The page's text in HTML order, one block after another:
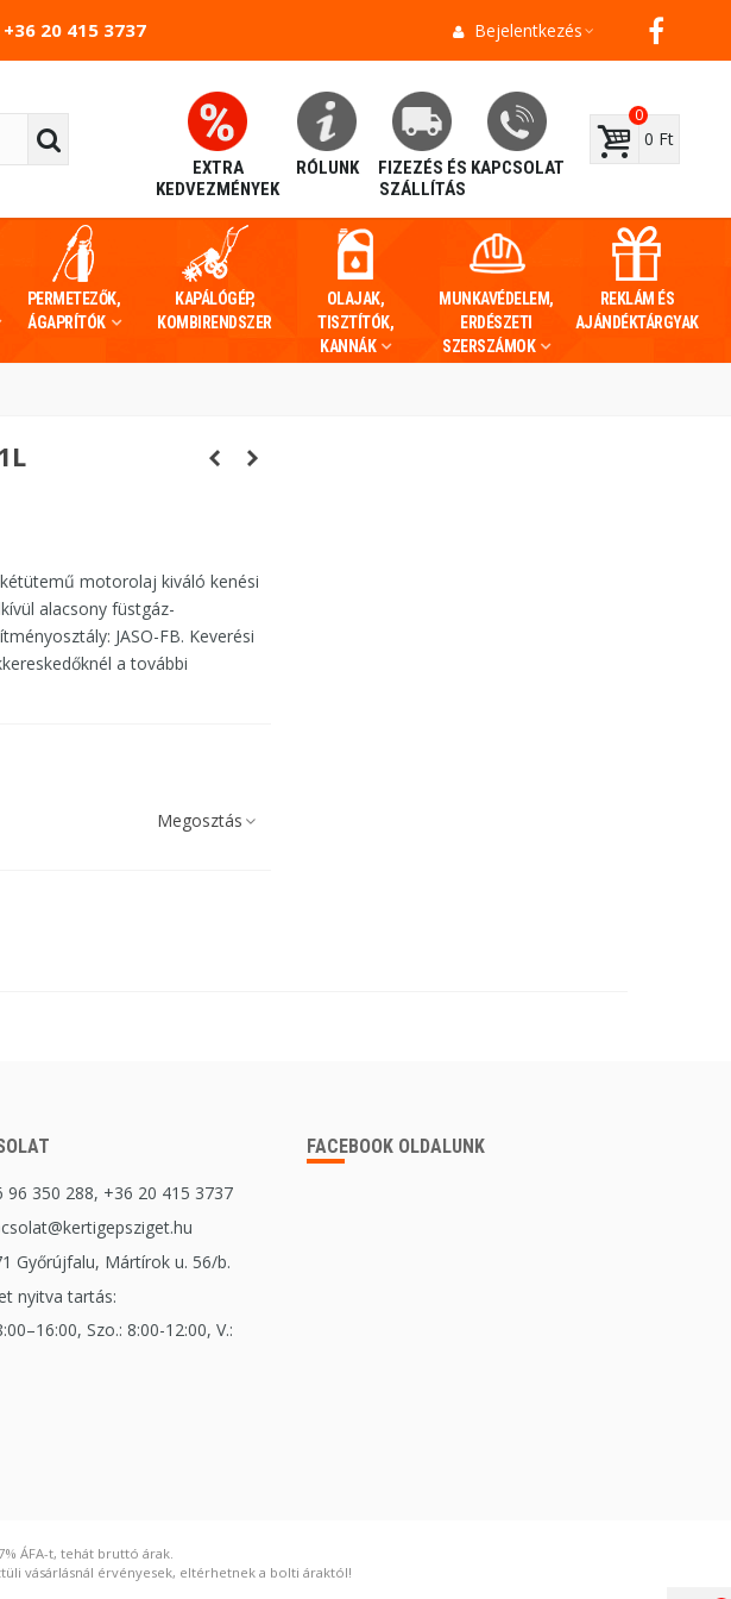
20 415 3737 Bejelentkezés
EXTRA
KEDVEZMÉNYEK
RÓLUNK
FIZEZÉS ÉS
SZÁLLÍTÁS
KAPCSOLAT
0
0 Ft
PERMETEZŐK,
ÁGAPRÍTÓK
KAPÁLÓGÉP,
KOMBIRENDSZER
OLAJAK,
TISZTÍTÓK,
KANNÁK
MUNKAVÉDELEM,
ERDÉSZETI
SZERSZÁMOK
REKLÁM ÉS
AJÁNDÉKTÁRGYAK
motorolaj kiváló kenési
alacsony füstgáz-
JASO-FB. Keverési
a további
Megosztás
96 350 288, +36 20 415 3737
Győrújfalu, Mártírok u. 56/b.
nyitva tartás:
Szo.: 8:00-12:00, V.:
FACEBOOK OLDALUNK
ÁFA-t, tehát bruttó árak.
vásárlásnál érvényesek, eltérhetnek a bolti áraktól!